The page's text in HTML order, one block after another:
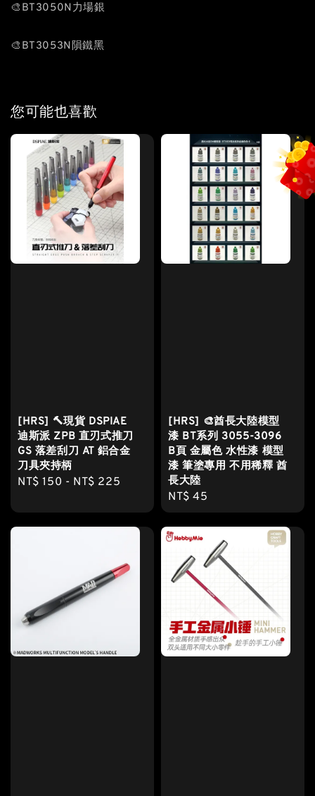
🎨BT3050N力場銀
🎨BT3053N隕鐵黑
您可能也喜歡
[HRS] 🔨現貨 DSPIAE
迪斯派 ZPB 直刃式推刀
GS 落差刮刀 AT 鋁合金
刀具夾持柄
Regular
NT$ 150 - NT$ 225
[HRS] 🎨酋長大陸模型
漆 BT系列 3055-3096
B頁 金屬色 水性漆 模型
漆 筆塗專用 不用稀釋 酋
長大陸
Regular
price
NT$ 45